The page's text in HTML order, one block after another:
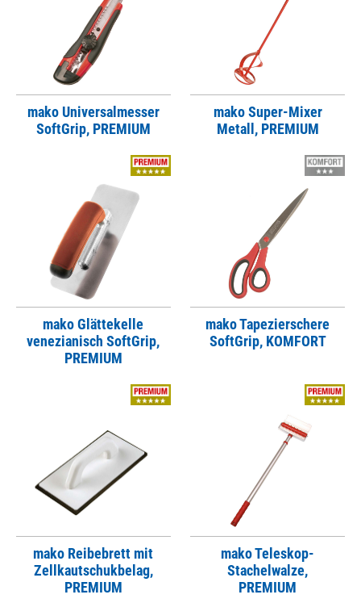
mako Universalmesser
SoftGrip, PREMIUM
mako Super-Mixer
Metall, PREMIUM
mako Glättekelle
venezianisch SoftGrip,
PREMIUM
mako Tapezierschere
SoftGrip, KOMFORT
mako Reibebrett mit
Zellkautschukbelag,
PREMIUM
mako Teleskop-
Stachelwalze,
PREMIUM